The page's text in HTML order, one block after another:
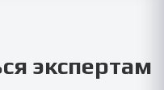
экспертам